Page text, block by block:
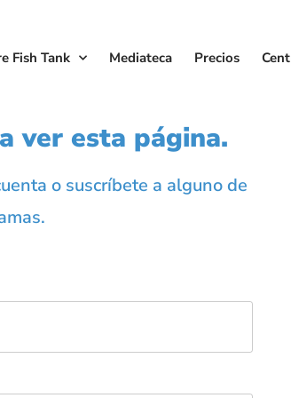
Fish Tank Mediateca Precios
ver esta página.
o suscríbete a alguno de